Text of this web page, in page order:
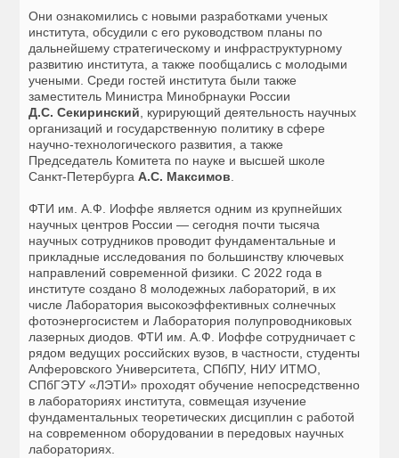
Они ознакомились с новыми разработками ученых
института, обсудили с его руководством планы по
дальнейшему стратегическому и инфраструктурному
развитию института, а также пообщались с молодыми
учеными. Среди гостей института были также
заместитель Министра Минобрнауки России
Д.С. Секиринский , курирующий деятельность научных
организаций и государственную политику в сфере
научно-технологического развития, а также
Председатель Комитета по науке и высшей школе
Санкт-ПетербургаА.С. Максимов
ФТИ им. А.Ф. Иоффе является одним из крупнейших
научных центров России — сегодня почти тысяча
научных сотрудников проводит фундаментальные и
прикладные исследования по большинству ключевых
направлений современной физики. С 2022 года в
институте создано 8 молодежных лабораторий, в их
числе Лаборатория высокоэффективных солнечных
фотоэнергосистем и Лаборатория полупроводниковых
лазерных диодов. ФТИ им. А.Ф. Иоффе сотрудничает с
рядом ведущих российских вузов, в частности, студенты
Алферовского Университета, СПбПУ, НИУ ИТМО,
СПбГЭТУ «ЛЭТИ» проходят обучение непосредственно
в лабораториях института, совмещая изучение
фундаментальных теоретических дисциплин с работой
на современном оборудовании в передовых научных
лабораториях.